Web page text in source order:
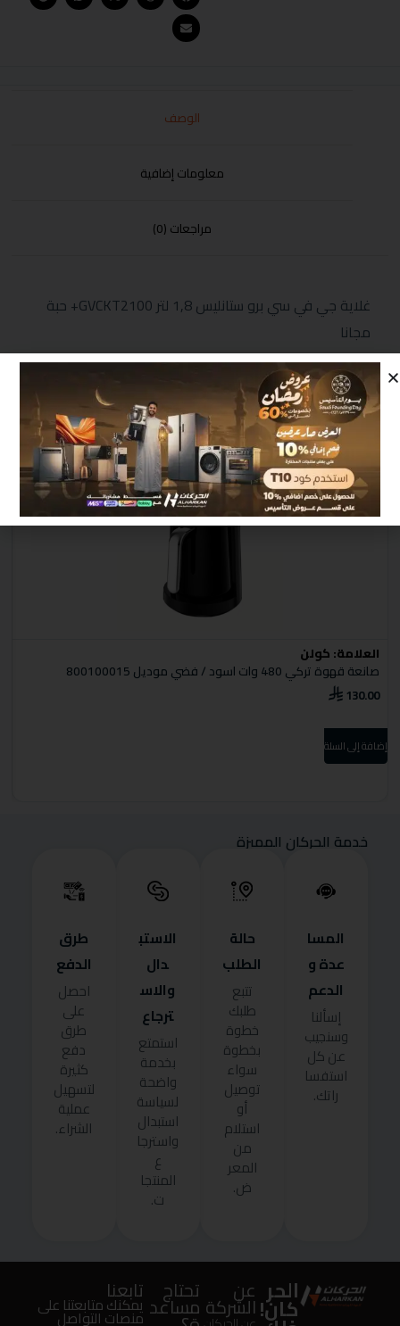
الوصف
معلومات إضافية
مراجعات (0)
غلاية جي في سي برو ستانليس 1,8 لتر GVCKT2100+ حبة
مجانا
منتجات مشابهة
العلامة:كولن
صانعة قهوة تركي 480 وات اسود / فضي موديل 800100015
130.00
إضافة إلى السلة
خدمة الحركان المميزة
المسا
عدة و
الدعم
إسألنا
وسنجيب
عن كل
استفسا
راتك.
حالة
الطلب
تتبع
طلبك
خطوة
بخطوة
سواء
توصيل
أو
استلام
من
المعر
ض.
الاستب
دال
والاس
ترجاع
استمتع
بخدمة
واضحة
لسياسة
استبدال
واسترجا
ع
المنتجا
ت.
طرق
الدفع
احصل
على
طرق
دفع
كثيرة
لتسهيل
عملية
الشراء.
الحر
كان!
عن
الشركة
تحتاج
مساعد
تابعنا
يمكنك متابعتنا على
منصات التواصل